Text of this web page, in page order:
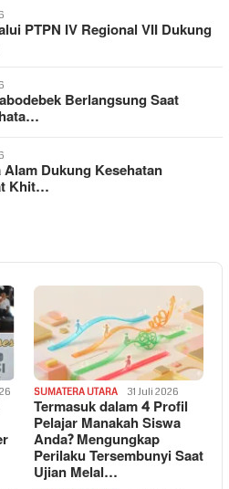
PTPN IV Regional VII Dukung
Berlangsung Saat
Dukung Kesehatan
Khit…
SUMATERA UTARA 31 Juli 2026
Termasuk dalam 4 Profil
Pelajar Manakah Siswa
Anda? Mengungkap
Perilaku Tersembunyi Saat
Ujian Melal…